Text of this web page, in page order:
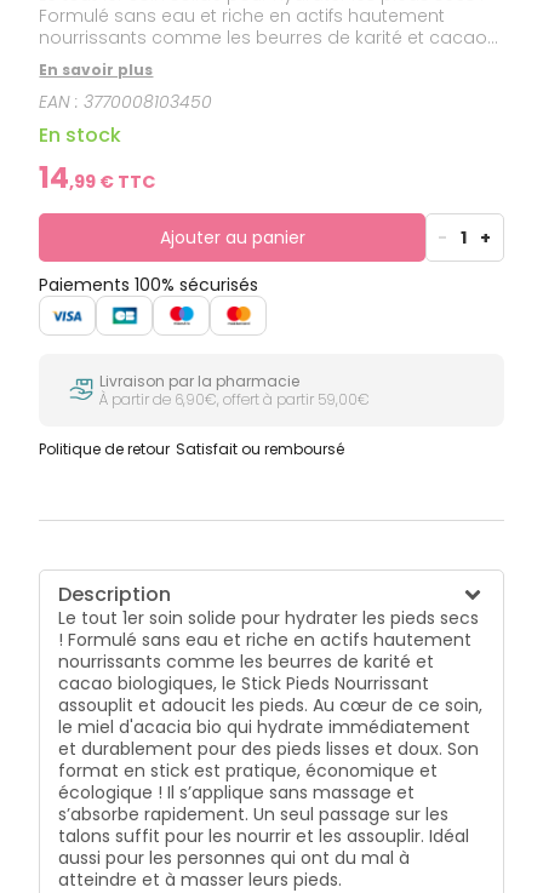
Formulé sans eau et riche en actifs hautement
nourrissants comme les beurres de karité et cacao
biologiques, le Stick Pieds Nourrissant assouplit et
adoucit les pieds. Au cœur de ce soin, le miel
d'acacia bio qui hydrate immédiatement et
durablement pour des pieds lisses et doux. Son
format en stick est pratique, économique et
écologique ! Il s’applique sans massage et
s’absorbe rapidement. Un seul passage sur les
talons suffit pour les nourrir et les assouplir. Idéal
aussi pour les personnes qui ont du mal à atteindre
et à masser leurs pieds.
En savoir plus
EAN :3770008103450
En stock
14,99 € TTC
Ajouter au panier - 1 +
Paiements 100% sécurisés
Livraison par la pharmacie
À partir de 6,90€, offert à partir 59,00€
Politique de retour Satisfait ou remboursé
Description
Le tout 1er soin solide pour hydrater les pieds secs
! Formulé sans eau et riche en actifs hautement
nourrissants comme les beurres de karité et
cacao biologiques, le Stick Pieds Nourrissant
assouplit et adoucit les pieds. Au cœur de ce soin,
le miel d'acacia bio qui hydrate immédiatement
et durablement pour des pieds lisses et doux. Son
format en stick est pratique, économique et
écologique ! Il s’applique sans massage et
s’absorbe rapidement. Un seul passage sur les
talons suffit pour les nourrir et les assouplir. Idéal
aussi pour les personnes qui ont du mal à
atteindre et à masser leurs pieds.